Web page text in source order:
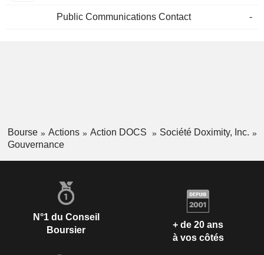
Public Communications Contact -
Bourse Actions Action DOCS
Société Doximity, Inc.
Gouvernance
N°1 du Conseil
Boursier
+ de 20 ans
à vos côtés